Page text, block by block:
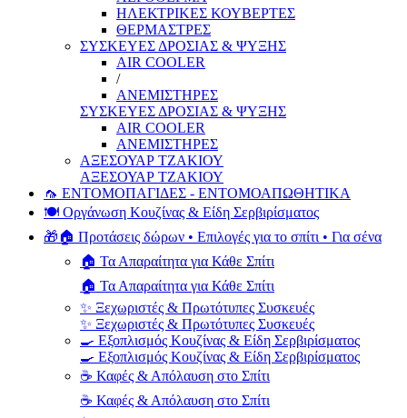
ΗΛΕΚΤΡΙΚΕΣ ΚΟΥΒΕΡΤΕΣ
ΘΕΡΜΑΣΤΡΕΣ
ΣΥΣΚΕΥΕΣ ΔΡΟΣΙΑΣ & ΨΥΞΗΣ
AIR COOLER
/
ΑΝΕΜΙΣΤΗΡΕΣ
ΣΥΣΚΕΥΕΣ ΔΡΟΣΙΑΣ & ΨΥΞΗΣ
AIR COOLER
ΑΝΕΜΙΣΤΗΡΕΣ
ΑΞΕΣΟΥΑΡ ΤΖΑΚΙΟΥ
ΑΞΕΣΟΥΑΡ ΤΖΑΚΙΟΥ
🦟 ΕΝΤΟΜΟΠΑΓΙΔΕΣ - ΕΝΤΟΜΟΑΠΩΘΗΤΙΚΑ
🍽️ Οργάνωση Κουζίνας & Είδη Σερβιρίσματος
🎁🏠 Προτάσεις δώρων • Επιλογές για το σπίτι • Για σένα
🏠 Τα Απαραίτητα για Κάθε Σπίτι
🏠 Τα Απαραίτητα για Κάθε Σπίτι
✨ Ξεχωριστές & Πρωτότυπες Συσκευές
✨ Ξεχωριστές & Πρωτότυπες Συσκευές
🍳 Εξοπλισμός Κουζίνας & Είδη Σερβιρίσματος
🍳 Εξοπλισμός Κουζίνας & Είδη Σερβιρίσματος
☕ Καφές & Απόλαυση στο Σπίτι
☕ Καφές & Απόλαυση στο Σπίτι